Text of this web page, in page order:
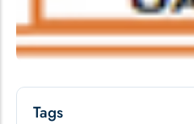
Tags